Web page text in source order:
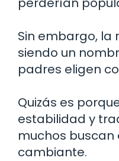
Sin embargo, la
siendo un
padres eligen
Quizás es
estabilidad y
muchos
cambiante.